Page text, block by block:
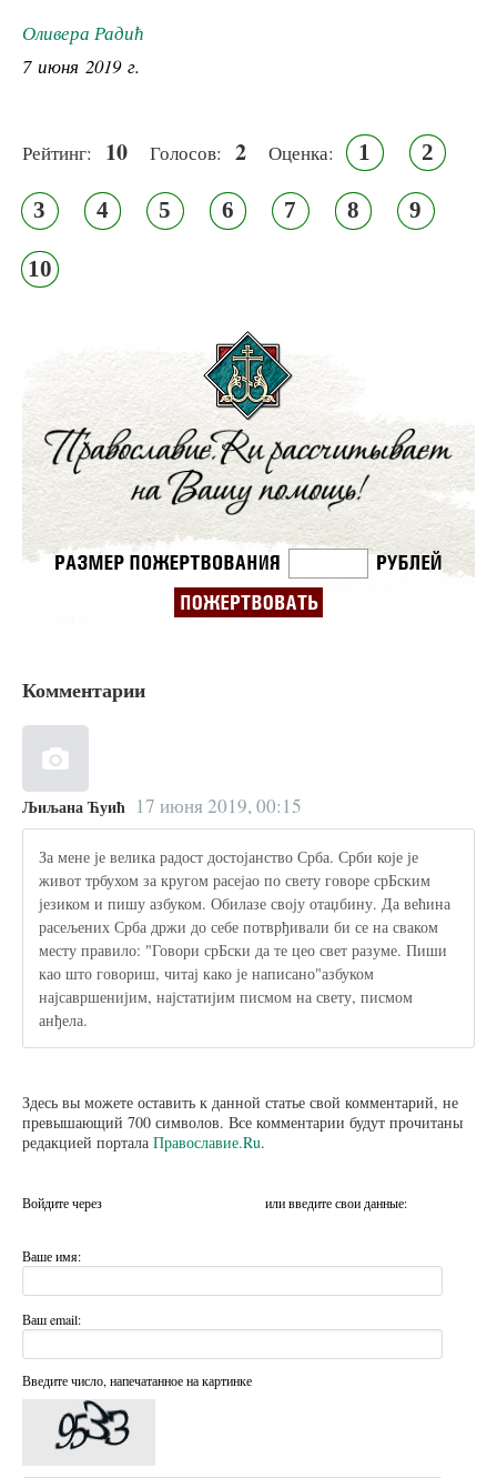
Оливера Радић
7 июня 2019 г.
Рейтинг: 10 Голосов: 2 Оценка: 1 2
3 4 5 6 7 8 9
10
Комментарии
Љиљана Ћуић 17 июня 2019, 00:15
За мене је велика радост достојанство Срба. Срби које је
живот трбухом за кругом расејао по свету говоре срБским
језиком и пишу азбуком. Обилазе своју отаџбину. Да већина
расељених Срба држи до себе потврђивали би се на сваком
месту правило: "Говори срБски да те цео свет разуме. Пиши
као што говориш, читај како је написано"азбуком
најсавршенијим, најстатијим писмом на свету, писмом
анђела.
Здесь вы можете оставить к данной статье свой комментарий, не
превышающий 700 символов. Все комментарии будут прочитаны
редакцией портала Православие.Ru.
Войдите через или введите свои данные:
Ваше имя:
Ваш email:
Введите число, напечатанное на картинке